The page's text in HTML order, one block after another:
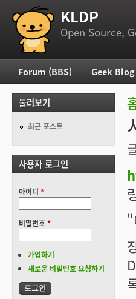
부 메뉴 KLDP
Open Source,
"
주 메뉴
Forum (BBS) Geek Blog
둘러보기
최근 포스트
사용자 로그인
아이디 *
비밀번호*
가입하기
새로운 비밀번호 요청하기